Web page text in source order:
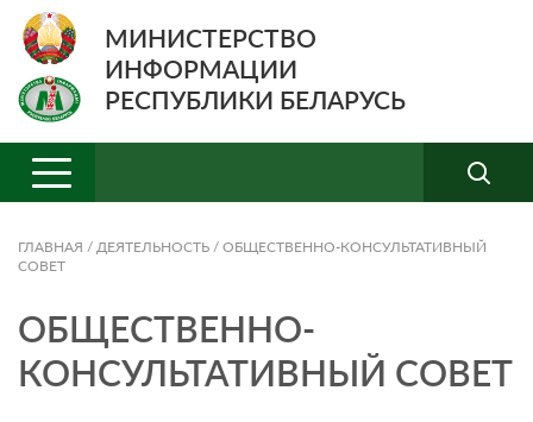
МИНИСТЕРСТВО
ИНФОРМАЦИИ
РЕСПУБЛИКИ БЕЛАРУСЬ
ГЛАВНАЯ / ДЕЯТЕЛЬНОСТЬ / ОБЩЕСТВЕННО-КОНСУЛЬТАТИВНЫЙ
СОВЕТ
ОБЩЕСТВЕННО-
КОНСУЛЬТАТИВНЫЙ СОВЕТ